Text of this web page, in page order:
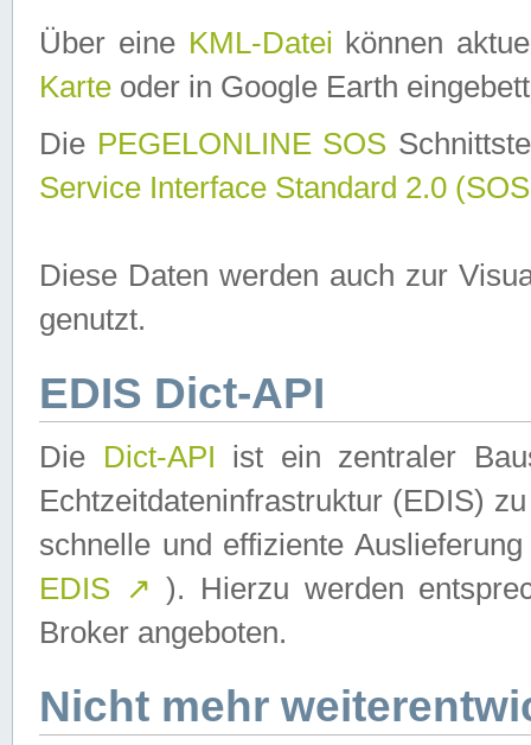
Über eine KML-Datei können
Karte oder in Google Earth
Die PEGELONLINE SOS
Service Interface Standard 2.0
Diese Daten werden auch zur
genutzt.
EDIS Dict-API
Die Dict-API ist ein zentraler
Echtzeitdateninfrastruktur (EDIS)
schnelle und effiziente
EDIS ↗ ). Hierzu werden
Broker angeboten.
Nicht mehr